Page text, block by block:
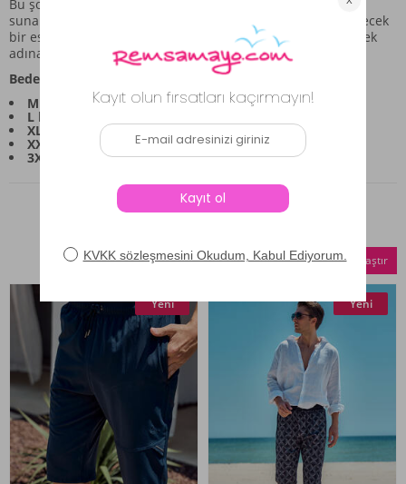
Bu şort, farklı su aktiviteleri sırasında rahat bir kullanım
sunarken, aynı zamanda günlük giyimde de tercih edilebilecek
bir estetiğe sahiptir. Ürününüzü uzun ömürlü kullanabilmek
adına, elde yıkama yöntemiyle bakım yapılması önerilir.
Beden ve Ölçü Bilgileri:
M beden:
Bel: 72cm, Boy: 71cm civarıdır.
L beden:
XL beden: Bel: 80cm, Boy: 73cm civarıdır.
XXL beden: Bel: 84cm, Boy: 74cm civarıdır.
3XL beden: Bel: 88cm, Boy: 75cm civarıdır.
Seçilenleri Karşılaştır
Yeni Yeni